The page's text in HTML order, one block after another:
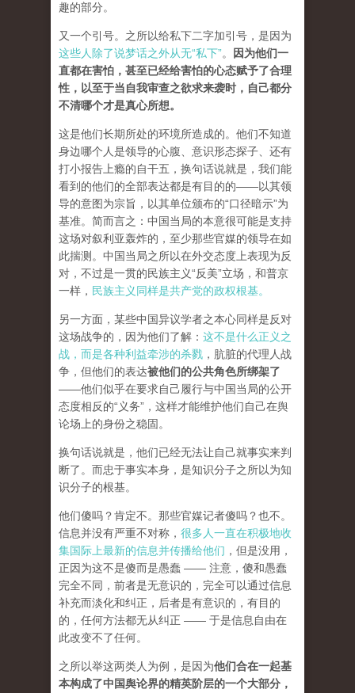
趣的部分。
又一个引号。之所以给私下二字加引号，是因为
这些人除了说梦话之外从无“私下”。
因为他们一
直都在害怕，甚至已经给害怕的心态赋予了合理
性，以至于当自我审查之欲求来袭时，自己都分
不清哪个才是真心所想。
这是他们长期所处的环境所造成的。他们不知道
身边哪个人是领导的心腹、意识形态探子、还有
打小报告上瘾的自干五，换句话说就是，我们能
看到的他们的全部表达都是有目的的——以其领
导的意图为宗旨，以其单位颁布的“口径暗示”为
基准。简而言之：中国当局的本意很可能是支持
这场对叙利亚轰炸的，至少那些官媒的领导在如
此揣测。中国当局之所以在外交态度上表现为反
对，不过是一贯的民族主义“反美”立场，和普京
一样， 民族主义同样是共产党的政权根基。
另一方面，某些中国异议学者之本心同样是反对
这场战争的，因为他们了解： 这不是什么正义之
战，而是各种利益牵涉的杀戮 ，肮脏的代理人战
争，但他们的表达被他们的公共角色所绑架了
——他们似乎在要求自己履行与中国当局的公开
态度相反的“义务”，这样才能维护他们自己在舆
论场上的身份之稳固。
换句话说就是，他们已经无法让自己就事实来判
断了。而忠于事实本身，是知识分子之所以为知
识分子的根基。
他们傻吗？肯定不。那些官媒记者傻吗？也不。
信息并没有严重不对称， 很多人一直在积极地收
集国际上最新的信息并传播给他们 ，但是没用，
正因为这不是傻而是愚蠢 —— 注意，傻和愚蠢
完全不同，前者是无意识的，完全可以通过信息
补充而淡化和纠正，后者是有意识的，有目的
的，任何方法都无从纠正 —— 于是信息自由在
此改变不了任何。
之所以举这两类人为例，是因为他们合在一起基
本构成了中国舆论界的精英阶层的一个大部分，